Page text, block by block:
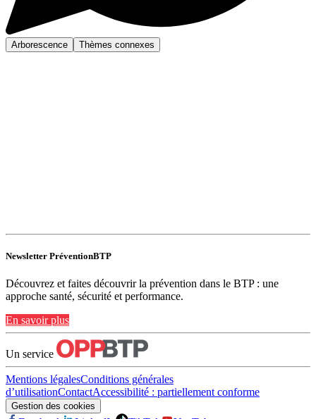
Arborescence Thèmes connexes
Newsletter PréventionBTP
Découvrez et faites découvrir la prévention dans le BTP : une
approche santé, sécurité et performance.
En savoir plus
Un service
Mentions légalesConditions générales
d’utilisationContactAccessibilité : partiellement conforme
Gestion des cookies